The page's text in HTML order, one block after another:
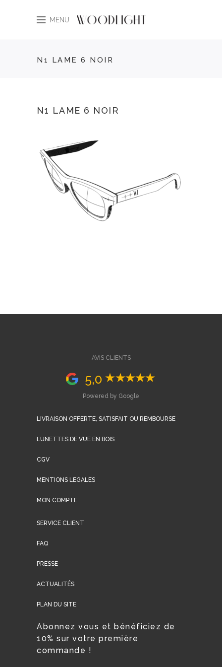
MENU
N1 LAME 6 NOIR
N1 LAME 6 NOIR
AVIS CLIENTS
5,0
Powered by Google
LIVRAISON OFFERTE, SATISFAIT OU REMBOURSE
LUNETTES DE VUE EN BOIS
CGV
MENTIONS LEGALES
MON COMPTE
SERVICE CLIENT
FAQ
PRESSE
ACTUALITÉS
PLAN DU SITE
Abonnez vous et bénéficiez de
10% sur votre première
commande !